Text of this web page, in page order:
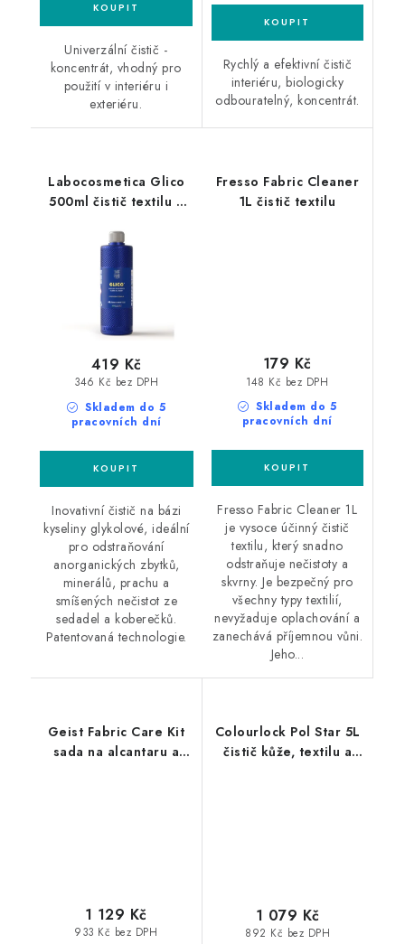
Univerzální čistič -
koncentrát, vhodný pro
použití v interiéru i
exteriéru.
Rychlý a efektivní čistič
interiéru, biologicky
odbouratelný, koncentrát.
Labocosmetica Glico
500ml čistič textilu a
Skladem do 5
pracovních dní
346 Kč bez DPH
419 Kč
Inovativní čistič na bázi
kyseliny glykolové, ideální
pro odstraňování
anorganických zbytků,
minerálů, prachu a
smíšených nečistot ze
sedadel a koberečků.
Patentovaná technologie.
Fresso Fabric Cleaner
1L čistič textilu
Skladem do 5
pracovních dní
148 Kč bez DPH
179 Kč
Fresso Fabric Cleaner 1L
je vysoce účinný čistič
textilu, který snadno
odstraňuje nečistoty a
skvrny. Je bezpečný pro
všechny typy textilií,
nevyžaduje oplachování a
zanechává příjemnou vůni.
Jeho...
Geist Fabric Care Kit
sada na alcantaru a
933 Kč bez DPH
1 129 Kč
Colourlock Pol Star 5L
čistič kůže, textilu a
892 Kč bez DPH
1 079 Kč